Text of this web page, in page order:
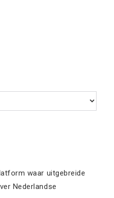
waar uitgebreide
Nederlandse